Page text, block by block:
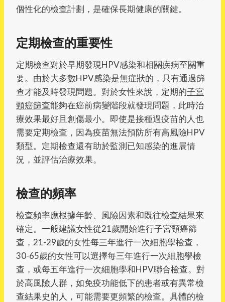
個性化的檢查計劃，是確保長期健康的關鍵。
定期檢查的重要性
定期檢查對於早期發現HPV感染和相關疾病至關重
要。由於大多數HPV感染是無症狀的，只有通過篩
查才能及時發現問題。對於女性來說，定期的子宮
頸癌篩查能夠在癌前病變階段就發現問題，此時治
療效果最好且創傷最小。即使是接種過疫苗的人也
需要定期檢查，因為疫苗無法預防所有高風險HPV
類型。定期檢查還有助於監測已知感染的進展情
況，並評估治療效果。
檢查的頻率
檢查頻率應根據年齡、風險因素和既往檢查結果來
確定。一般建議女性從21歲開始進行子宮頸癌篩
查，21-29歲的女性每三年進行一次細胞學檢查，
30-65歲的女性可以選擇每三年進行一次細胞學檢
查，或每五年進行一次細胞學和HPV聯合檢查。對
於高風險人群，如免疫功能低下的患者或有異常檢
查結果史的人，可能需要更頻繁的檢查。具體的檢